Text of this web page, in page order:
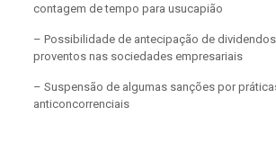
contagem de tempo para usucapião
– Possibilidade de antecipação de
proventos nas sociedades empresariais
– Suspensão de algumas sanções por
anticoncorrenciais